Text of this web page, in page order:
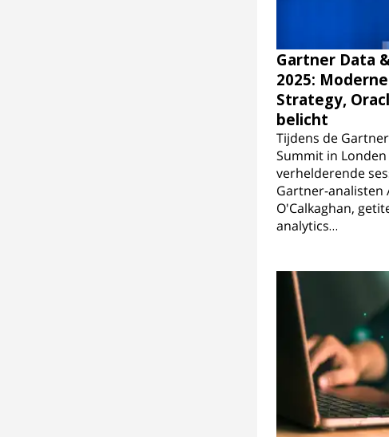
Gartner Data
2025:
Strategy,
belicht
Tijdens de
Summit in
verhelderende
Gartner-analisten
O'Calkaghan,
analytics…